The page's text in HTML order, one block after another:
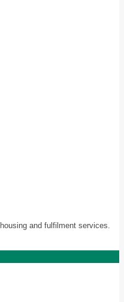
and fulfilment services.